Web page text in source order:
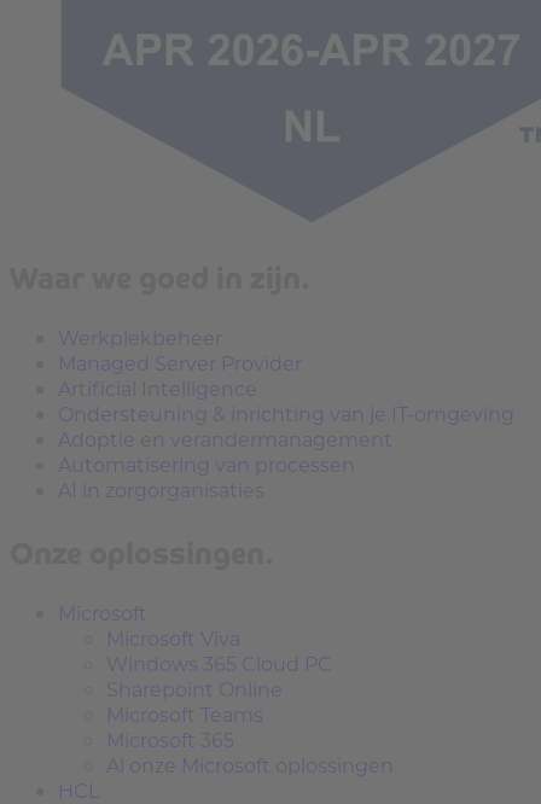
Werkplekbeheer
Managed Server Provider
Artificial Intelligence
Ondersteuning & inrichting van je IT-omgeving
Adoptie en verandermanagement
Automatisering van processen
AI in zorgorganisaties
Microsoft
Microsoft Viva
Windows 365 Cloud PC
Sharepoint Online
Microsoft Teams
Microsoft 365
Al onze Microsoft oplossingen
HCL